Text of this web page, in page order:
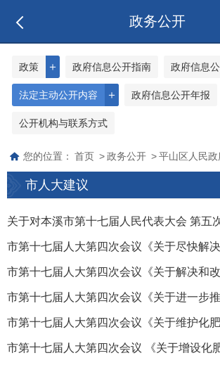
政务公开
＋
政策 政府信息公开指南 政府信息
＋
法定主动公开内容 政府信息公开年报
公开机构与联系方式
您的位置： 首页 > 政务公开 > 平山区人民政
市人大建议
关于对本溪市第十七届人民代表大会 第五
5167号建议办理情况的答复
市第十七届人大第四次会议《关于尽快解
水街“厂后”居民居住危房的建议》（第
市第十七届人大第四次会议《关于解决和
区老旧居民住宅楼相关设施的建议》（第
市第十七届人大第四次会议《关于进一步
路权属确定的建议》（第4102号）答复
市第十七届人大第四次会议《关于维护化
楼房平台护栏的建议》（第4059号）答复
市第十七届人大第四次会议 《关于增设化